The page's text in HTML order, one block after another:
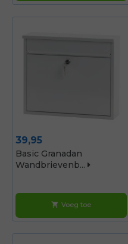
Prijs
39,95
Basic Granadan
Wandbrievenb...
shopping_cart Voeg toe